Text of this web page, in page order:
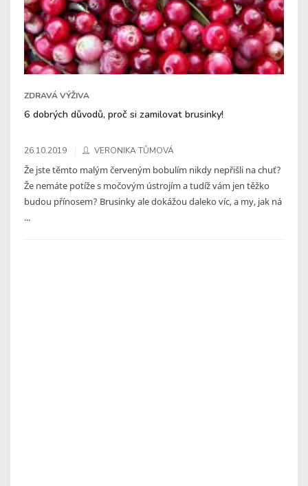
ZDRAVÁ VÝŽIVA
6 dobrých důvodů, proč si zamilovat brusinky!
26.10.2019 VERONIKA TŮMOVÁ
Že jste těmto malým červeným bobulím nikdy nepřišli na chuť?
Že nemáte potíže s močovým ústrojím a tudíž vám jen těžko
budou přínosem? Brusinky ale dokážou daleko víc, a my, jak ná
...